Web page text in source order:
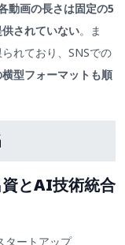
動画の長さは固定の5
されていない。ま
れており、SNSでの
型フォーマットも順
とAI技術統合
タートアップ